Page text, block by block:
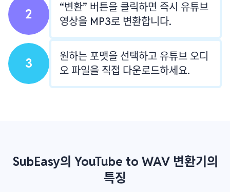
2
“변환” 버튼을 클릭하면 즉시 유튜브
영상을 MP3로 변환합니다.
3
원하는 포맷을 선택하고 유튜브 오디
오 파일을 직접 다운로드하세요.
SubEasy의 YouTube to WAV 변환기의
특징